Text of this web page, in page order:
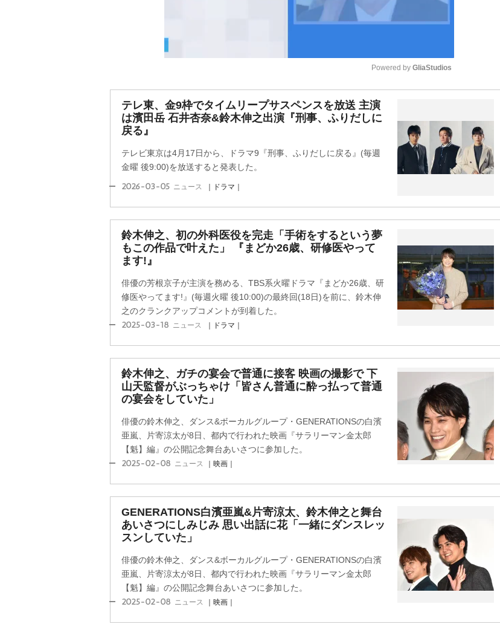
u
Powered by GliaStudios
テレ東、金9枠でタイムリープサスペンスを放送 主演
は濱田岳 石井杏奈&鈴木伸之出演『刑事、ふりだしに
戻る』
テレビ東京は4月17日から、ドラマ9『刑事、ふりだしに戻る』(毎週
金曜 後9:00)を放送すると発表した。
2026-03-05 ニュース ｜ドラマ｜
鈴木伸之、初の外科医役を完走「手術をするという夢
もこの作品で叶えた」 『まどか26歳、研修医やって
ます!』
俳優の芳根京子が主演を務める、TBS系火曜ドラマ『まどか26歳、研
修医やってます!』(毎週火曜 後10:00)の最終回(18日)を前に、鈴木伸
之のクランクアップコメントが到着した。
2025-03-18 ニュース ｜ドラマ｜
鈴木伸之、ガチの宴会で普通に接客 映画の撮影で 下
山天監督がぶっちゃけ「皆さん普通に酔っ払って普通
の宴会をしていた」
俳優の鈴木伸之、ダンス&ボーカルグループ・GENERATIONSの白濱
亜嵐、片寄涼太が8日、都内で行われた映画『サラリーマン金太郎
【魁】編』の公開記念舞台あいさつに参加した。
2025-02-08 ニュース ｜映画｜
GENERATIONS白濱亜嵐&片寄涼太、鈴木伸之と舞台
あいさつにしみじみ 思い出話に花「一緒にダンスレッ
スンしていた」
俳優の鈴木伸之、ダンス&ボーカルグループ・GENERATIONSの白濱
亜嵐、片寄涼太が8日、都内で行われた映画『サラリーマン金太郎
【魁】編』の公開記念舞台あいさつに参加した。
2025-02-08 ニュース ｜映画｜